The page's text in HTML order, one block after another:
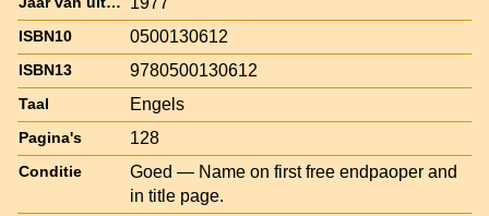
ISBN10 0500130612
ISBN13 9780500130612
Taal Engels
Pagina's 128
Conditie
Goed — Name on first free endpaoper and
in title page.